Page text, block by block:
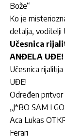
Bože“
Ko je
detalja, voditelji
Učesnica
ANĐELA UĐE!
Učesnica
UĐE!
Određen pritvor
„J*BO SAM I
Aca Lukas
Ferari